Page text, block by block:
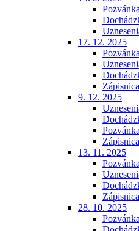
Pozvánka
17. 12. 2025
Pozvánka
Zápisnica
9. 12. 2025
Pozvánka
Zápisnica
13. 11. 2025
Pozvánka
Zápisnica
28. 10. 2025
Pozvánka